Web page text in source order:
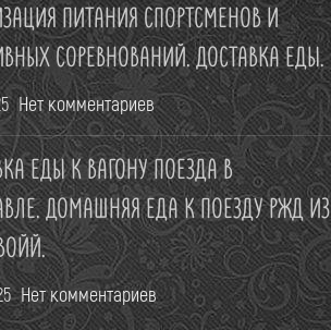
ПИТАНИЯ СПОРТСМЕНОВ И
СОРЕВНОВАНИЙ. ДОСТАВКА ЕДЫ.
Нет комментариев
ЕДЫ К ВАГОНУ ПОЕЗДА В
ДОМАШНЯЯ ЕДА К ПОЕЗДУ РЖД ИЗ
Нет комментариев
ДОСТАВЛЯЕМ:10:00—20:00
ДЕНЬ ОБНОВЛЯЕМ К18:00
ВСЕ ПОНЯТНО
ЗАДАТЬ ВОПРОС